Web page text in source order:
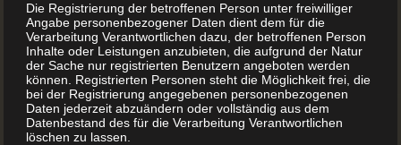
Ihr eigenes Backbuch Schritt für Schritt
Ihre bevorzugten Backrezepte zusammentragen
Einen Blick ins Fotobuch werfen. Vielleicht finden
Die Registrierung der betroffenen Person unter freiwilliger
Angabe personenbezogener Daten dient dem für die
Verarbeitung Verantwortlichen dazu, der betroffenen Person
Inhalte oder Leistungen anzubieten, die aufgrund der Natur
der Sache nur registrierten Benutzern angeboten werden
können. Registrierten Personen steht die Möglichkeit frei, die
bei der Registrierung angegebenen personenbezogenen
Daten jederzeit abzuändern oder vollständig aus dem
Datenbestand des für die Verarbeitung Verantwortlichen
löschen zu lassen.